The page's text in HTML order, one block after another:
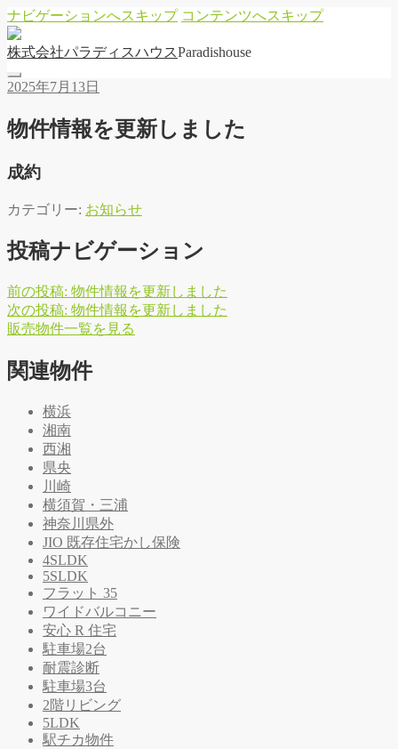
ナビゲーションへスキップ コンテンツへスキップ
株式会社パラディ スハウ スParadishouse
2025年7月13日
物件情報を更新しました
成約
カテゴリー: お知らせ
投稿ナビゲーション
前の投稿: 物件情報を更新しました
次の投稿: 物件情報を更新しました
販売物件一覧を 見る
関連物件
横浜
湘南
西湘
県央
川崎
横須賀・三浦
神奈川県外
JIO 既存住宅かし保険
4SLDK
5SLDK
フラット 35
ワイドバルコニー
安心 R 住宅
駐車場2台
耐震診断
駐車場3台
2階リビング
5LDK
駅チカ物件